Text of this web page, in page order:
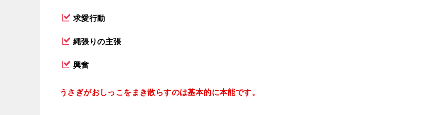
求愛行動
縄張りの主張
興奮
うさぎがおしっこをまき散らすのは基本的に本能です。